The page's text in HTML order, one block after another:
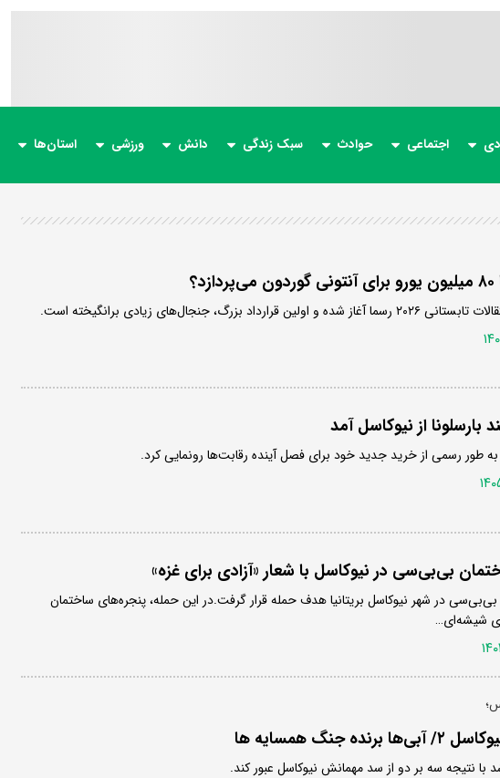
اجتماعی حوادث سبک زندگی دانش ورزشی استان‌ها
قرارداد بزرگ، جنجال‌های زیادی برانگیخته است.
بارسلونا از نیوکاسل آمد
به طور رسمی از خرید جدید خود برای فصل آینده رقابت‌ها رونمایی کرد.
بی‌بی‌سی در نیوکاسل با شعار «آزادی برای غزه»
در شهر نیوکاسل بریتانیا هدف حمله قرار گرفت.در این حمله، پنجره‌های ساختمان
شیشه‌ای…
نتیجه سه بر دو از سد مهمانش نیوکاسل عبور کند.